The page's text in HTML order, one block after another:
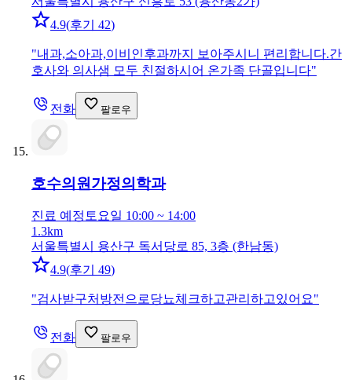
4.9(후기 42)
"내과,소아과,이비인후과까지 보아주시니 편리합니다.간
호사와 의사샘 모두 친절하시어 온가족 단골입니다"
전화 팔로우
호수의원 가정의학과
진료 예정 토요일 10:00 ~ 14:00
1.3km
서울특별시 용산구 독서당로 85, 3층 (한남동)
4.9(후기 49)
"검사받구처방전으로당뇨체크하고관리하고있어요"
전화 팔로우